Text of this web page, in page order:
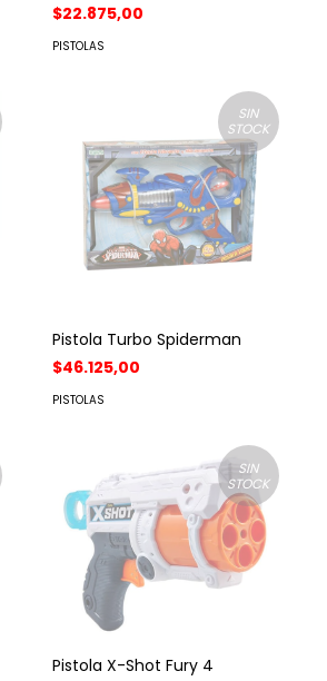
$22.875,00
PISTOLAS
SIN
STOCK
Pistola Turbo Spiderman
$46.125,00
PISTOLAS
SIN
STOCK
Pistola X-Shot Fury 4